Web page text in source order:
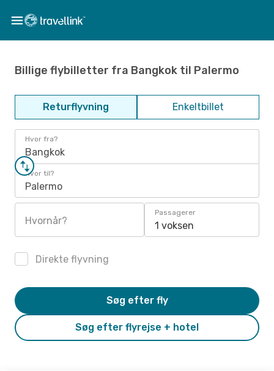
Billige flybilletter fra Bangkok til Palermo
Returflyvning Enkeltbillet
Hvor fra?
Bangkok
Hvor til?
Palermo
Hvornår?
Passagerer
1 voksen
Direkte flyvning
Søg efter flyrejse + hotel
Søg efter fly